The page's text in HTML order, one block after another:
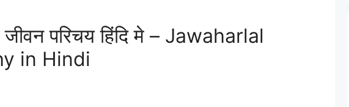
परिचय हिंदि मे – Jawaharlal
in Hindi